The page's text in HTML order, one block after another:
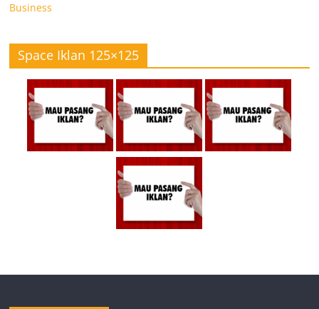
Business
Space Iklan 125×125